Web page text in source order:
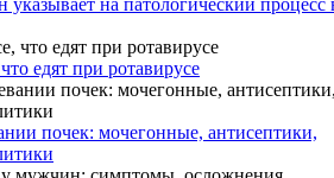
едят при ротавирусе
почек: мочегонные, антисептики,